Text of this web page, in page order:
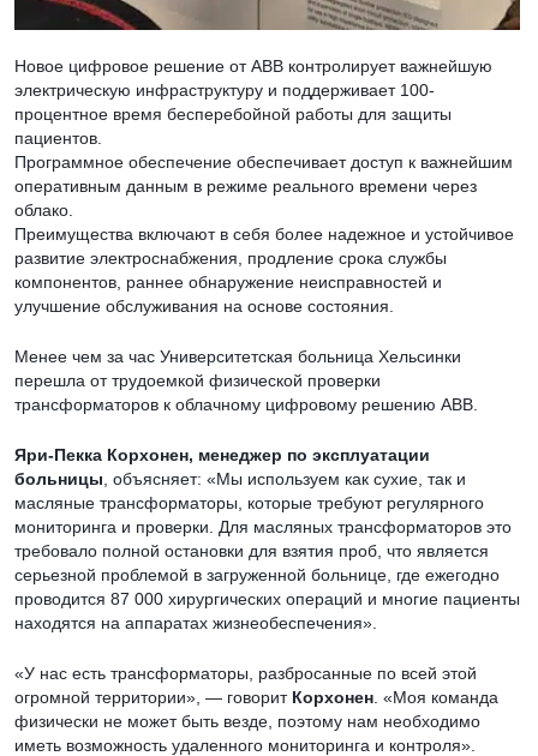
Новое цифровое решение от ABB контролирует важнейшую
электрическую инфраструктуру и поддерживает 100-
процентное время бесперебойной работы для защиты
пациентов.
Программное обеспечение обеспечивает доступ к важнейшим
оперативным данным в режиме реального времени через
облако.
Преимущества включают в себя более надежное и устойчивое
развитие электроснабжения, продление срока службы
компонентов, раннее обнаружение неисправностей и
улучшение обслуживания на основе состояния.
Менее чем за час Университетская больница Хельсинки
перешла от трудоемкой физической проверки
трансформаторов к облачному цифровому решению ABB.
Яри-Пекка Корхонен, менеджер по эксплуатации
больницы , объясняет: «Мы используем как сухие, так и
масляные трансформаторы, которые требуют регулярного
мониторинга и проверки. Для масляных трансформаторов это
требовало полной остановки для взятия проб, что является
серьезной проблемой в загруженной больнице, где ежегодно
проводится 87 000 хирургических операций и многие пациенты
находятся на аппаратах жизнеобеспечения».
«У нас есть трансформаторы, разбросанные по всей этой
огромной территории», — говорит Корхонен . «Моя команда
физически не может быть везде, поэтому нам необходимо
иметь возможность удаленного мониторинга и контроля».